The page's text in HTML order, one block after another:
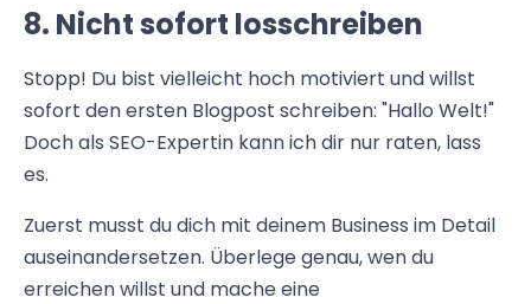
8. Nicht sofort losschreiben
Stopp! Du bist vielleicht hoch motiviert und willst
sofort den ersten Blogpost schreiben: "Hallo Welt!"
Doch als SEO-Expertin kann ich dir nur raten, lass
es.
Zuerst musst du dich mit deinem Business im Detail
auseinandersetzen. Überlege genau, wen du
erreichen willst und mache eine